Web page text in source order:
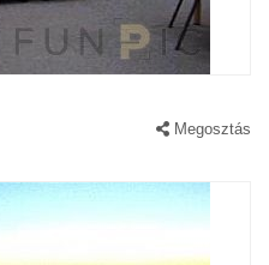
Megosztás